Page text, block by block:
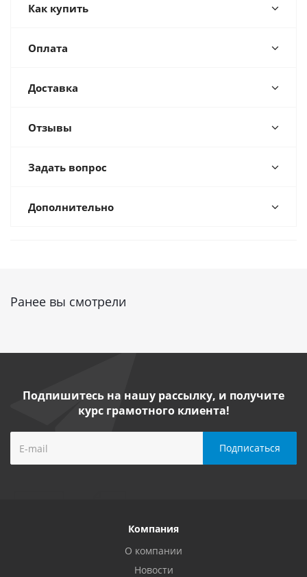
Как купить
Оплата
Доставка
Отзывы
Задать вопрос
Дополнительно
Ранее вы смотрели
Подпишитесь на нашу рассылку, и получите
курс грамотного клиента!
Компания
О компании
Новости